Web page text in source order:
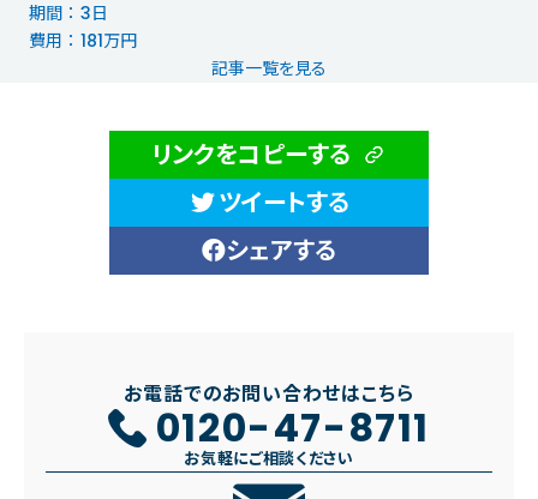
期間 ： 3日
費用 ： 181万円
記事一覧を見る
リンクをコピーする
ツイートする
シェアする
お電話でのお問い合わせはこちら
0120-47-8711
お気軽にご相談ください